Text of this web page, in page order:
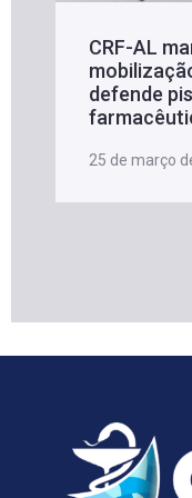
CRF-AL
defende
25 de março